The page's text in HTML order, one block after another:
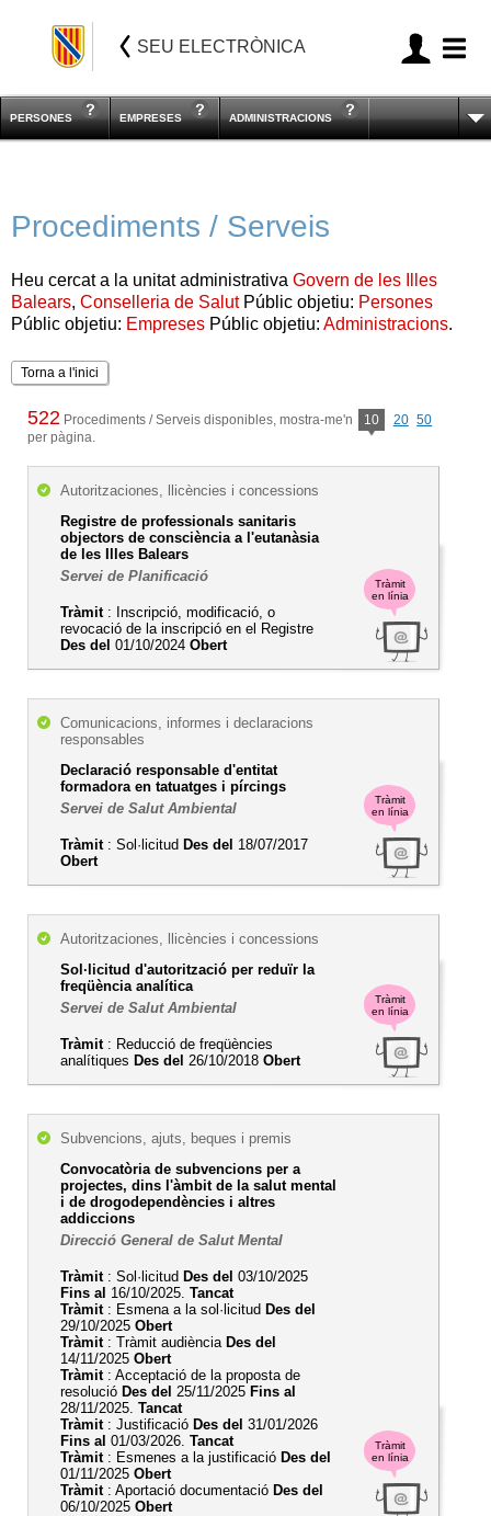
SEU ELECTRÒNICA
PERSONES EMPRESES ADMINISTRACIONS
Procediments / Serveis
Heu cercat a la unitat administrativa Govern de les Illes
Balears, Conselleria de SalutPúblic objetiu: Persones
Públic objetiu: Empreses Públic objetiu: Administracions.
Torna a l'inici
522 Procediments / Serveis disponibles, mostra-me'n 10 20 50
per pàgina.
Tràmit
en línia
Autoritzaciones, llicències i concessions
Registre de professionals sanitaris
objectors de consciència a l'eutanàsia
de les Illes Balears
Servei de Planificació
Tràmit: Inscripció, modificació, o
revocació de la inscripció en el Registre
Des del 01/10/2024 Obert
Tràmit
en línia
Comunicacions, informes i declaracions
responsables
Declaració responsable d'entitat
formadora en tatuatges i pírcings
Servei de Salut Ambiental
Tràmit: Sol·licitud Des del 18/07/2017
Obert
Tràmit
en línia
Autoritzaciones, llicències i concessions
Sol·licitud d'autorització per reduïr la
freqüència analítica
Servei de Salut Ambiental
Tràmit: Reducció de freqüències
analítiques Des del 26/10/2018 Obert
Tràmit
en línia
Subvencions, ajuts, beques i premis
Convocatòria de subvencions per a
projectes, dins l'àmbit de la salut mental
i de drogodependències i altres
addiccions
Direcció General de Salut Mental
Tràmit: Sol·licitud Des del 03/10/2025
Fins al 16/10/2025. Tancat
Tràmit: Esmena a la sol·licitud Des del
29/10/2025 Obert
Tràmit: Tràmit audiència Des del
14/11/2025 Obert
Tràmit: Acceptació de la proposta de
resolució Des del 25/11/2025 Fins al
28/11/2025. Tancat
Tràmit: Justificació Des del 31/01/2026
Fins al 01/03/2026. Tancat
Tràmit: Esmenes a la justificació Des del
01/11/2025 Obert
Tràmit: Aportació documentació Des del
06/10/2025 Obert